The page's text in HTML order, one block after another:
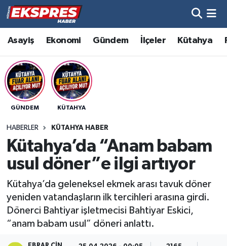
Asayiş Ekonomi Gündem İlçeler Kütahya
GÜNDEM KÜTAHYA
HABERLER KÜTAHYA HABER
Kütahya’da “Anam babam
usul döner”e ilgi artıyor
Kütahya’da geleneksel ekmek arası tavuk döner
yeniden vatandaşların ilk tercihleri arasına girdi.
Dönerci Bahtiyar işletmecisi Bahtiyar Eskici,
“anam babam usul” döneri anlattı.
Altıntaş
Asayiş
Aslanapa
Bölge
Çavdarhisar
Domaniç
Dumlupınar
Hava Durumu
Trafik Durumu
Süper Lig Puan Durumu ve Fikstür
Son Dakika Haberleri
Haber Arşivi